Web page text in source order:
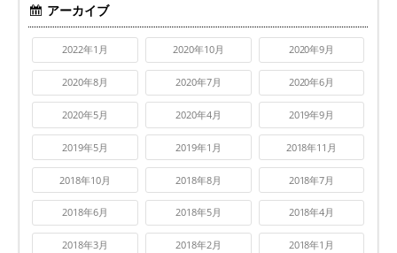
アーカイブ
2022年1月 2020年10月 2020年9月
2020年8月 2020年7月 2020年6月
2020年5月 2020年4月 2019年9月
2019年5月 2019年1月 2018年11月
2018年10月 2018年8月 2018年7月
2018年6月 2018年5月 2018年4月
2018年3月 2018年2月 2018年1月